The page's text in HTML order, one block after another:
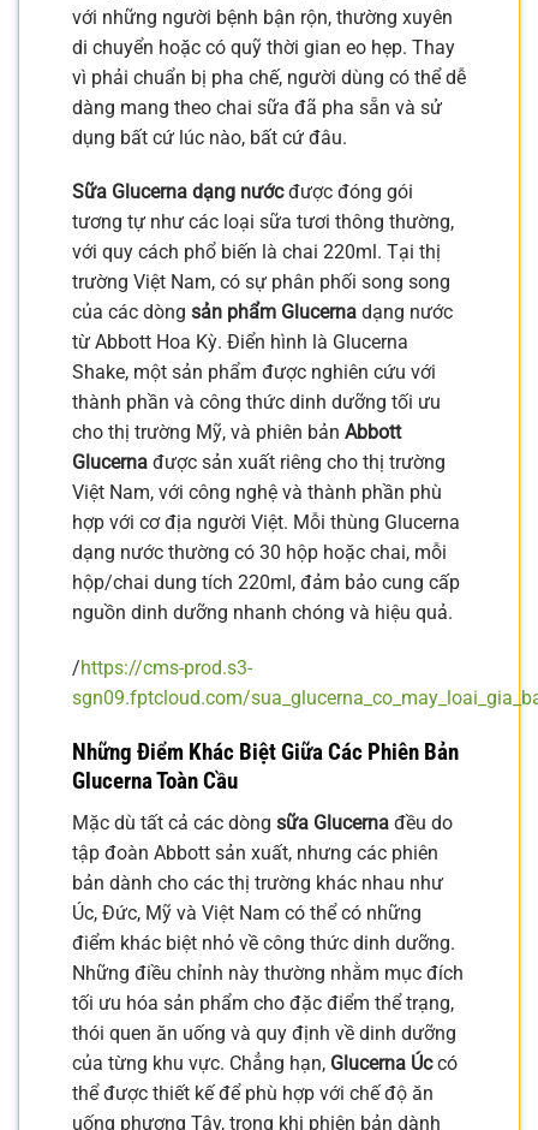
với những người bệnh bận rộn, thường xuyên
di chuyển hoặc có quỹ thời gian eo hẹp. Thay
vì phải chuẩn bị pha chế, người dùng có thể dễ
dàng mang theo chai sữa đã pha sẵn và sử
dụng bất cứ lúc nào, bất cứ đâu.
Sữa Glucerna dạng nướcđược đóng gói
tương tự như các loại sữa tươi thông thường,
với quy cách phổ biến là chai 220ml. Tại thị
trường Việt Nam, có sự phân phối song song
của các dòng sản phẩm Glucerna dạng nước
từ Abbott Hoa Kỳ. Điển hình là Glucerna
Shake, một sản phẩm được nghiên cứu với
thành phần và công thức dinh dưỡng tối ưu
cho thị trường Mỹ, và phiên bản Abbott
Glucerna được sản xuất riêng cho thị trường
Việt Nam, với công nghệ và thành phần phù
hợp với cơ địa người Việt. Mỗi thùng Glucerna
dạng nước thường có 30 hộp hoặc chai, mỗi
hộp/chai dung tích 220ml, đảm bảo cung cấp
nguồn dinh dưỡng nhanh chóng và hiệu quả.
/https://cms-prod.s3-
sgn09.fptcloud.com/
Những Điểm Khác Biệt Giữa Các Phiên Bản
Glucerna Toàn Cầu
Mặc dù tất cả các dòng sữa Glucerna đều do
tập đoàn Abbott sản xuất, nhưng các phiên
bản dành cho các thị trường khác nhau như
Úc, Đức, Mỹ và Việt Nam có thể có những
điểm khác biệt nhỏ về công thức dinh dưỡng.
Những điều chỉnh này thường nhằm mục đích
tối ưu hóa sản phẩm cho đặc điểm thể trạng,
thói quen ăn uống và quy định về dinh dưỡng
của từng khu vực. Chẳng hạn, Glucerna Úccó
thể được thiết kế để phù hợp với chế độ ăn
uống phương Tây, trong khi phiên bản dành